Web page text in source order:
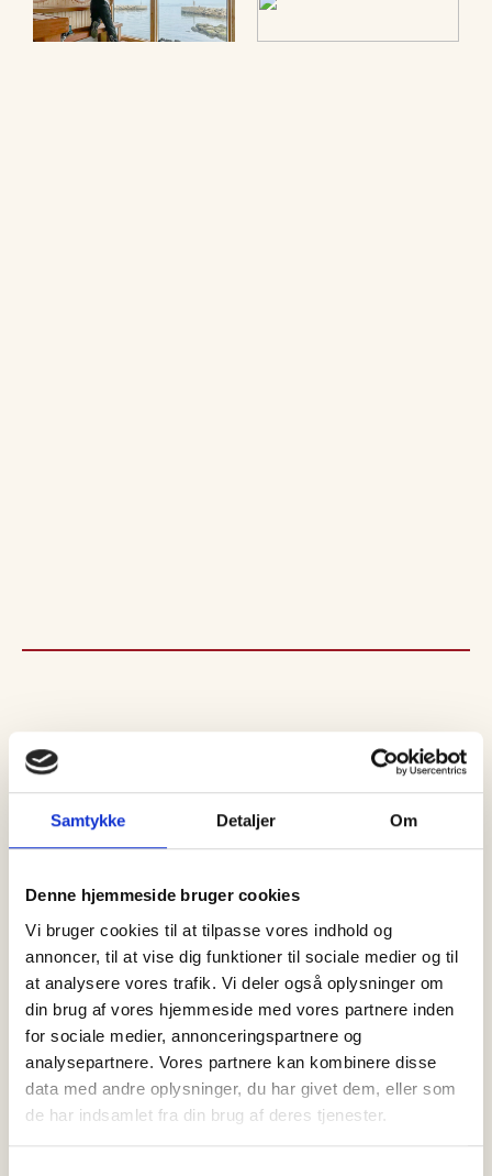
Samtykke Detaljer Om
Denne hjemmeside bruger cookies
Vi bruger cookies til at tilpasse vores indhold og
annoncer, til at vise dig funktioner til sociale medier og til
at analysere vores trafik. Vi deler også oplysninger om
din brug af vores hjemmeside med vores partnere inden
for sociale medier, annonceringspartnere og
analysepartnere. Vores partnere kan kombinere disse
data med andre oplysninger, du har givet dem, eller som
de har indsamlet fra din brug af deres tjenester.